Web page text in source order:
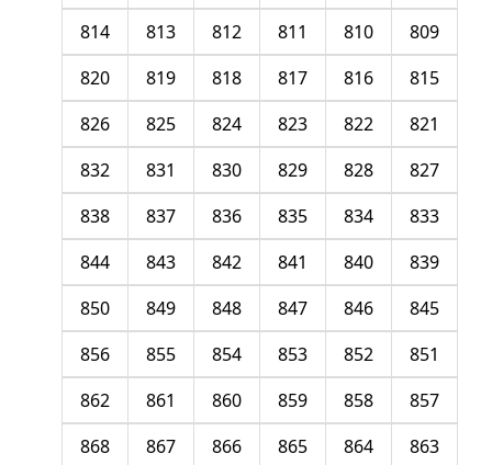
809
810
811
812
813
814
815
816
817
818
819
820
821
822
823
824
825
826
827
828
829
830
831
832
833
834
835
836
837
838
839
840
841
842
843
844
845
846
847
848
849
850
851
852
853
854
855
856
857
858
859
860
861
862
863
864
865
866
867
868